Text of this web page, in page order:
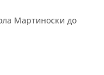
Мартиноски до